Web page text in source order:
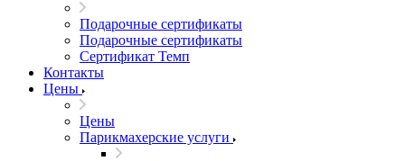
Подарочные сертификаты
Подарочные сертификаты
Сертификат Темп
Контакты
Цены
Цены
Парикмахерские услуги